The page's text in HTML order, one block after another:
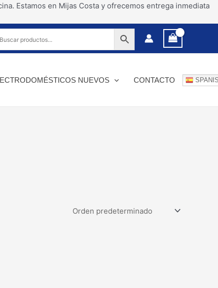
Estamos en Mijas Costa y ofrecemos entrega inmediata
NUEVOS CONTACTO